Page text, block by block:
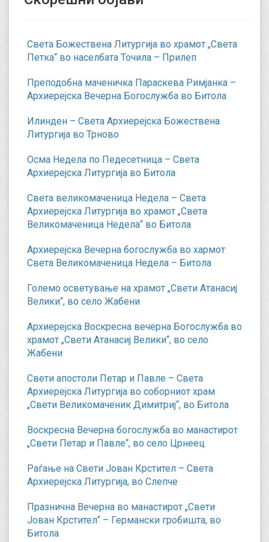
Света Божествена Литургија во храмот „Света
Петка“ во населбата Точила – Прилеп
Преподобна маченичка Параскева Римјанка –
Архиерејска Вечерна Богослужба во Битола
Илинден – Света Архиерејска Божествена
Литургија во Трново
Осма Недела по Педесетница – Света
Архиерејска Литургија во Битола
Света великомаченица Недела – Света
Архиерејска Литургија во храмот „Света
Великомаченица Недела“ во Битола
Архиерејска Вечерна богослужба во хармот
Света Великомаченица Недела – Битола
Големо осветување на храмот „Свети Атанасиј
Велики“, во село Жабени
Архиерејска Воскресна вечерна Богослужба во
храмот „Свети Атанасиј Велики“, во село
Жабени
Свети апостоли Петар и Павле – Света
Архиерејска Литургија во соборниот храм
„Свети Великомаченик Димитриј“, во Битола
Воскресна Вечерна богослужба во манастирот
„Свети Петар и Павле“, во село Црнеец
Раѓање на Свети Јован Крстител – Света
Архиерејска Литургија, во Слепче
Празнична Вечерна во манастирот „Свети
Јован Крстител“ – Германски гробишта, во
Битола